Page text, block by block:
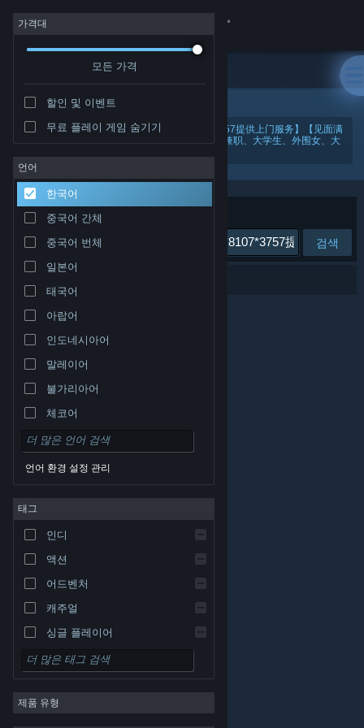
로그인
커뮤니티
정보
지원
언어 변경
Steam 모바일 앱 다운로드
PC 웹사이트 보기
및 기타 국가에서 각각 해당 소유자의 재산입니다.개인정
보 처리방침|법적 고지|접근성|Steam 이용 약관|
환불 | 쿠키
가격대
모든 가격
할인 및 이벤트
무료 플레이 게임 숨기기
언어
한국어
중국어 간체
중국어 번체
일본어
태국어
아랍어
인도네시아어
말레이어
불가리아어
체코어
덴마크어
독일어
영어
스페인어 - 중남미
그리스어
언어 환경 설정 관리
태그
인디
액션
어드벤처
캐주얼
싱글 플레이어
시뮬레이션
RPG
전략
제품 유형
"昆明约妹妹约茶约炮服务电【微芯193*8107*3757提供上门服务】【见面满
意再给钱，当面给钱更安全】-这里有各地小姐、兼职、大学生、外围女、大
정렬 기준 연관성
검색